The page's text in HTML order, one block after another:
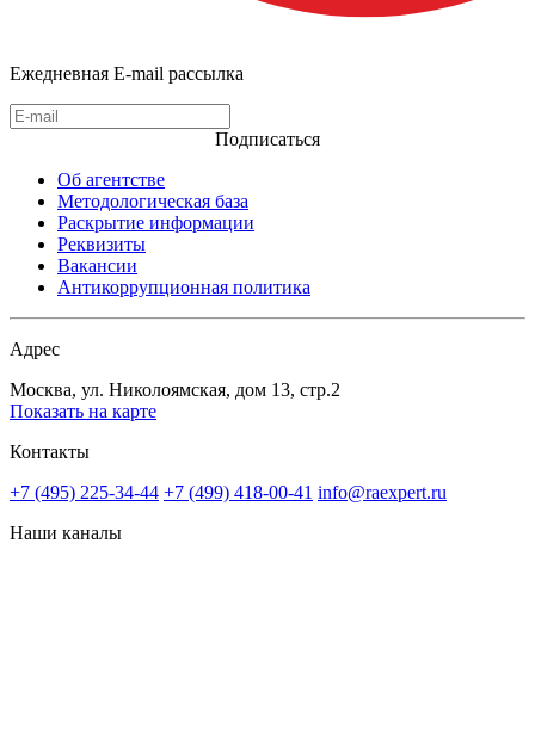
Ежедневная E-mail рассылка
Подписаться
Об агентстве
Методологическая база
Раскрытие информации
Реквизиты
Вакансии
Антикоррупционная политика
Адрес
Москва, ул. Николоямская, дом 13, стр.2
Показать на карте
Контакты
+7 (495) 225-34-44 +7 (499) 418-00-41 info@raexpert.ru
Наши каналы